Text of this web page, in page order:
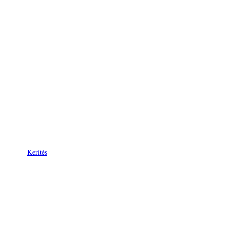
Kerítés